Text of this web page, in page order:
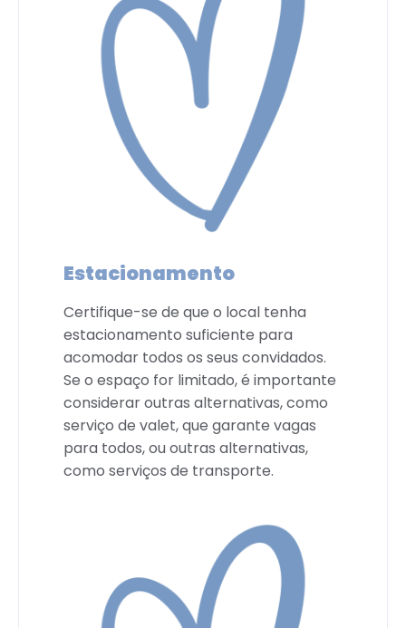
Estacionamento
Certifique-se de que o local tenha
estacionamento suficiente para
acomodar todos os seus convidados.
Se o espaço for limitado, é importante
considerar outras alternativas, como
serviço de valet, que garante vagas
para todos, ou outras alternativas,
como serviços de transporte.